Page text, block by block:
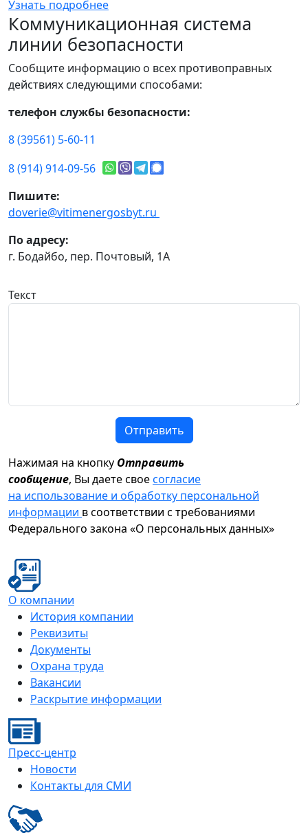
Узнать подробнее
Коммуникационная система
линии безопасности
Сообщите информацию о всех противоправных
действиях следующими способами:
телефон службы безопасности:
8 (39561) 5-60-11
8 (914) 914-09-56
Пишите:
doverie@vitimenergosbyt.ru
По адресу:
г. Бодайбо, пер. Почтовый, 1А
Текст
Отправить
Нажимая на кнопку Отправить
сообщение, Вы даете своесогласие
на использование и обработку персональной
информации в соответствии с требованиями
Федерального закона «О персональных данных»
О компании
История компании
Реквизиты
Документы
Охрана труда
Вакансии
Раскрытие информации
Пресс-центр
Новости
Контакты для СМИ